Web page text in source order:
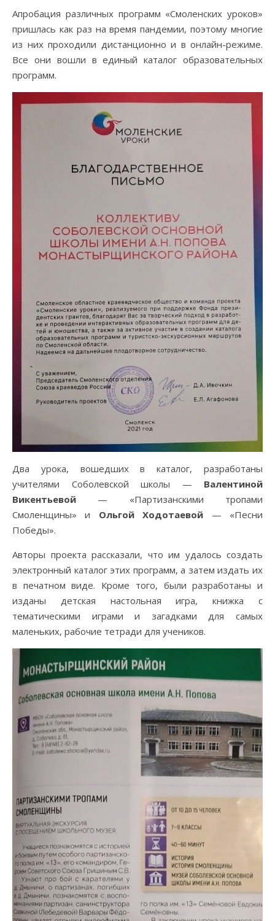
Апробация различных программ «Смоленских уроков»
пришлась как раз на время пандемии, поэтому многие
из них проходили дистанционно и в онлайн-режиме.
Все они вошли в единый каталог образовательных
программ.
Два урока, вошедших в каталог, разработаны
учителями Соболевской школы — Валентиной
Викентьевой — «Партизанскими тропами
Смоленщины» и Ольгой Ходотаевой — «Песни
Победы».
Авторы проекта рассказали, что им удалось создать
электронный каталог этих программ, а затем издать их
в печатном виде. Кроме того, были разработаны и
изданы детская настольная игра, книжка с
тематическими играми и загадками для самых
маленьких, рабочие тетради для учеников.